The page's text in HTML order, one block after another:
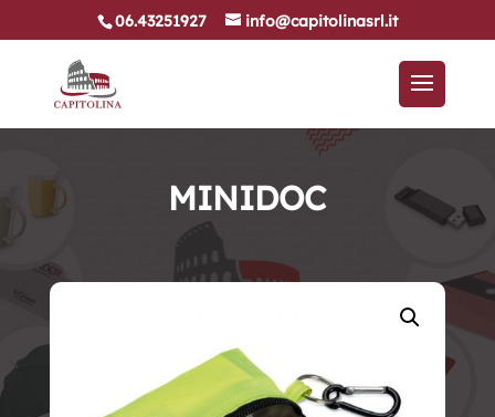
06.43251927 info@capitolinasrl.it
MINIDOC